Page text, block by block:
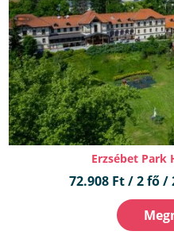
Erzsébet Park
72.908 Ft / 2 fő /